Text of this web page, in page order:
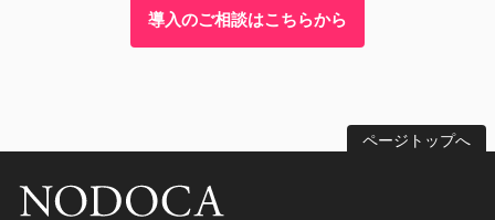
導入のご相談はこちらから
ページトップへ